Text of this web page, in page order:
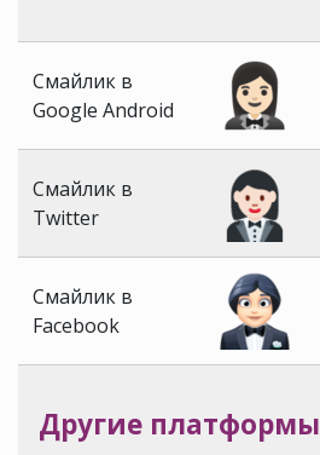
Смайлик в
Google Android
Смайлик в
Twitter
Смайлик в
Facebook
Другие платформы